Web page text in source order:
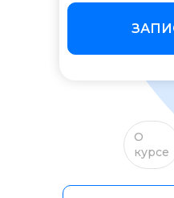
О
курсе